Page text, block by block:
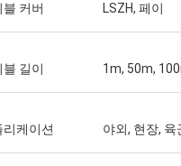
Mr 파블로
코상 옵텍이 2014년에 제한된
블 커버 LSZH, 페이
블 길이 1m, 50m,
리케이션 야외, 현장, 육